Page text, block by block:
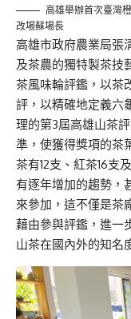
高雄舉辦首次臺灣
改場蘇場長
高雄市政府農業局張
及茶農的獨特製茶技
茶風味輪評鑑，以茶
評，以精確地定義六
理的第3屆高雄山茶
準，使獲得獎項的茶
茶有12支、紅茶16支
有逐年增加的趨勢，
來參加，這不僅是茶
藉由參與評鑑，進一
山茶在國內外的知名